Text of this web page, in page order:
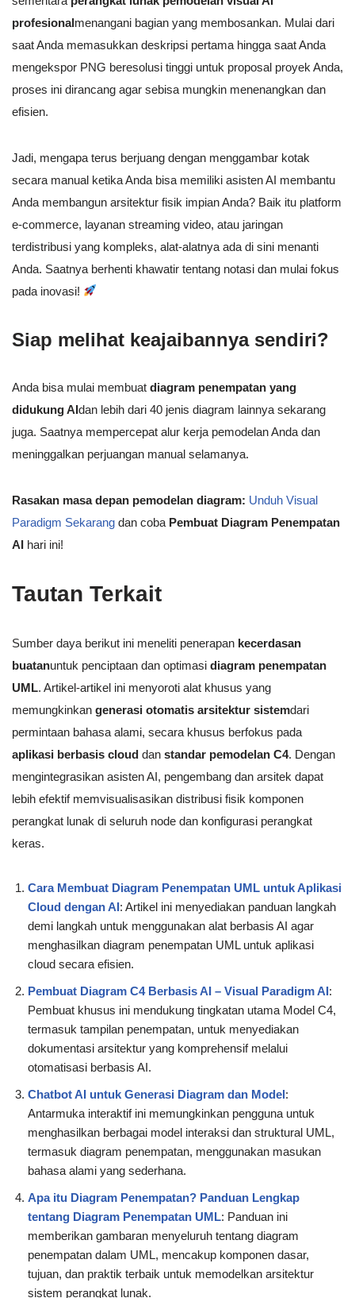
profesionalmenangani bagian yang membosankan. Mulai dari
saat Anda memasukkan deskripsi pertama hingga saat Anda
mengekspor PNG beresolusi tinggi untuk proposal proyek Anda,
proses ini dirancang agar sebisa mungkin menenangkan dan
efisien.
Jadi, mengapa terus berjuang dengan menggambar kotak
secara manual ketika Anda bisa memiliki asisten AI membantu
Anda membangun arsitektur fisik impian Anda? Baik itu platform
e-commerce, layanan streaming video, atau jaringan
terdistribusi yang kompleks, alat-alatnya ada di sini menanti
Anda. Saatnya berhenti khawatir tentang notasi dan mulai fokus
pada inovasi!
Siap melihat keajaibannya sendiri?
Anda bisa mulai membuat diagram penempatan yang
didukung AIdan lebih dari 40 jenis diagram lainnya sekarang
juga. Saatnya mempercepat alur kerja pemodelan Anda dan
meninggalkan perjuangan manual selamanya.
Rasakan masa depan pemodelan diagram: Unduh Visual
Paradigm Sekarang dan coba Pembuat Diagram Penempatan
AI hari ini!
Tautan Terkait
Sumber daya berikut ini meneliti penerapan kecerdasan
buatanuntuk penciptaan dan optimasi diagram penempatan
UML. Artikel-artikel ini menyoroti alat khusus yang
memungkinkan generasi otomatis arsitektur sistemdari
permintaan bahasa alami, secara khusus berfokus pada
aplikasi berbasis cloud dan standar pemodelan C4. Dengan
mengintegrasikan asisten AI, pengembang dan arsitek dapat
lebih efektif memvisualisasikan distribusi fisik komponen
perangkat lunak di seluruh node dan konfigurasi perangkat
keras.
Cara Membuat Diagram Penempatan UML untuk Aplikasi
Cloud dengan AI: Artikel ini menyediakan panduan langkah
demi langkah untuk menggunakan alat berbasis AI agar
menghasilkan diagram penempatan UML untuk aplikasi
cloud secara efisien.
Pembuat Diagram C4 Berbasis AI – Visual Paradigm AI:
Pembuat khusus ini mendukung tingkatan utama Model C4,
termasuk tampilan penempatan, untuk menyediakan
dokumentasi arsitektur yang komprehensif melalui
otomatisasi berbasis AI.
Chatbot AI untuk Generasi Diagram dan Model:
Antarmuka interaktif ini memungkinkan pengguna untuk
menghasilkan berbagai model interaksi dan struktural UML,
termasuk diagram penempatan, menggunakan masukan
bahasa alami yang sederhana.
Apa itu Diagram Penempatan? Panduan Lengkap
tentang Diagram Penempatan UML: Panduan ini
memberikan gambaran menyeluruh tentang diagram
penempatan dalam UML, mencakup komponen dasar,
tujuan, dan praktik terbaik untuk memodelkan arsitektur
sistem perangkat lunak.